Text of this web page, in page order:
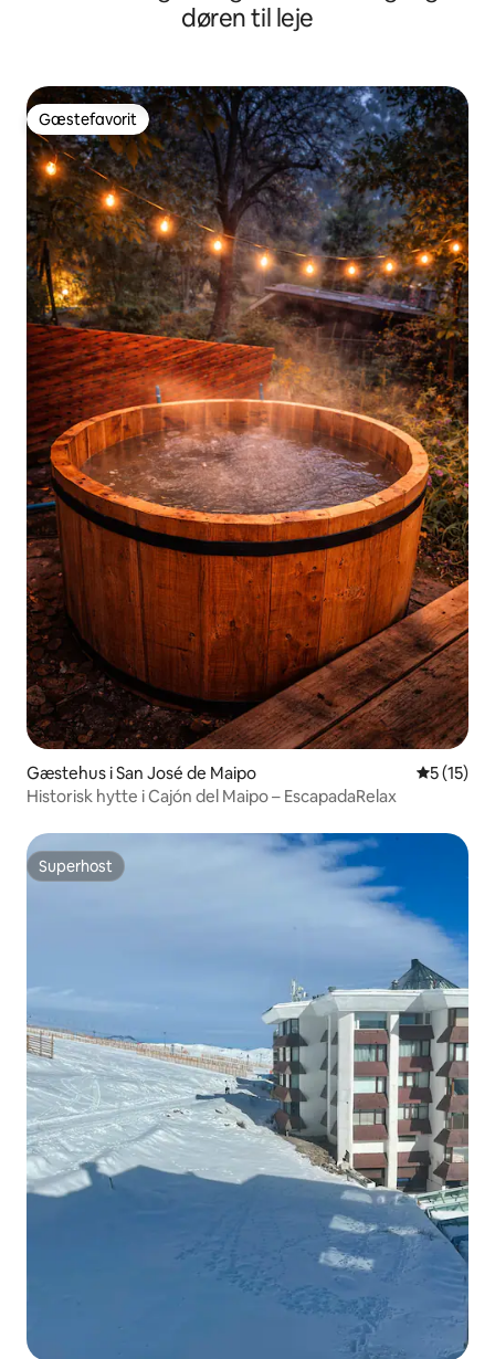
døren til leje
Gæstefavorit
Gæstefavorit
Gæstehus i San José de Maipo 5 ud af 5
5 (15)
Historisk hytte i Cajón del Maipo – EscapadaRelax
Superhost
Superhost